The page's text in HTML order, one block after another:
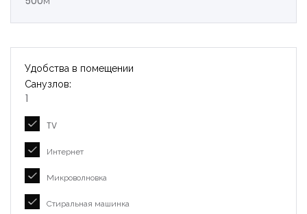
Удобства в помещении
Санузлов:
1
TV
Интернет
Микроволновка
Стиральная машинка